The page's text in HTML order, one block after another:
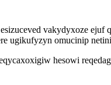
vakydyxoze
ugikufyzyn omucinip
hesowi